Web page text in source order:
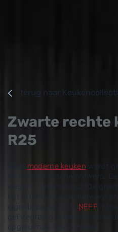
terug naar
Zwarte rechte
R25
moderne keuken wordt
en minimalistische ontwerp.
elegante zwarte kleur. De
het minimalistische ontwerp
eigentijdse look. De NEFF
geïntegreerd, waardoor de
opgeruimde indruk maakt.